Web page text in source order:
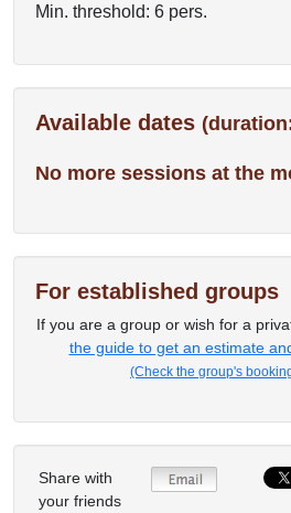
Min. threshold: 6 pers.
Available dates
No more sessions at the
For established groups
If you are a group or wish for a
the guide to get an estimate
(Check the group's
Share with
your friends